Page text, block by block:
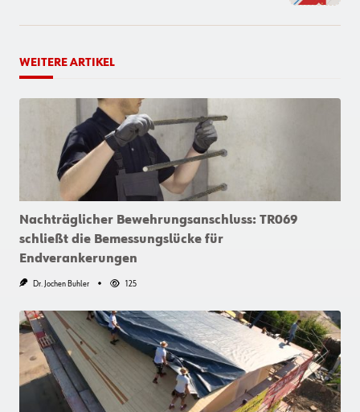
WEITERE ARTIKEL
Nachträglicher Bewehrungsanschluss: TR069
schließt die Bemessungslücke für
Endverankerungen
Dr. Jochen Buhler 125